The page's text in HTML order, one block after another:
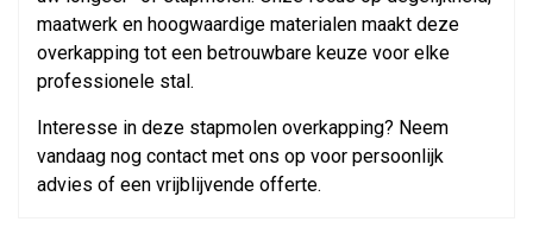
maatwerk en hoogwaardige materialen maakt deze
overkapping tot een betrouwbare keuze voor elke
professionele stal.
Interesse in deze stapmolen overkapping? Neem
vandaag nog contact met ons op voor persoonlijk
advies of een vrijblijvende offerte.